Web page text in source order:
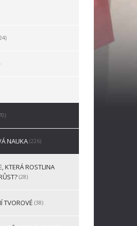
NAUKA (226)
KTERÁ ROSTLINA
(28)
TVOROVÉ (38)